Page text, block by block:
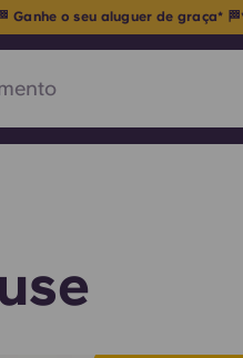
(US)
Ganhe o seu aluguer de graça*